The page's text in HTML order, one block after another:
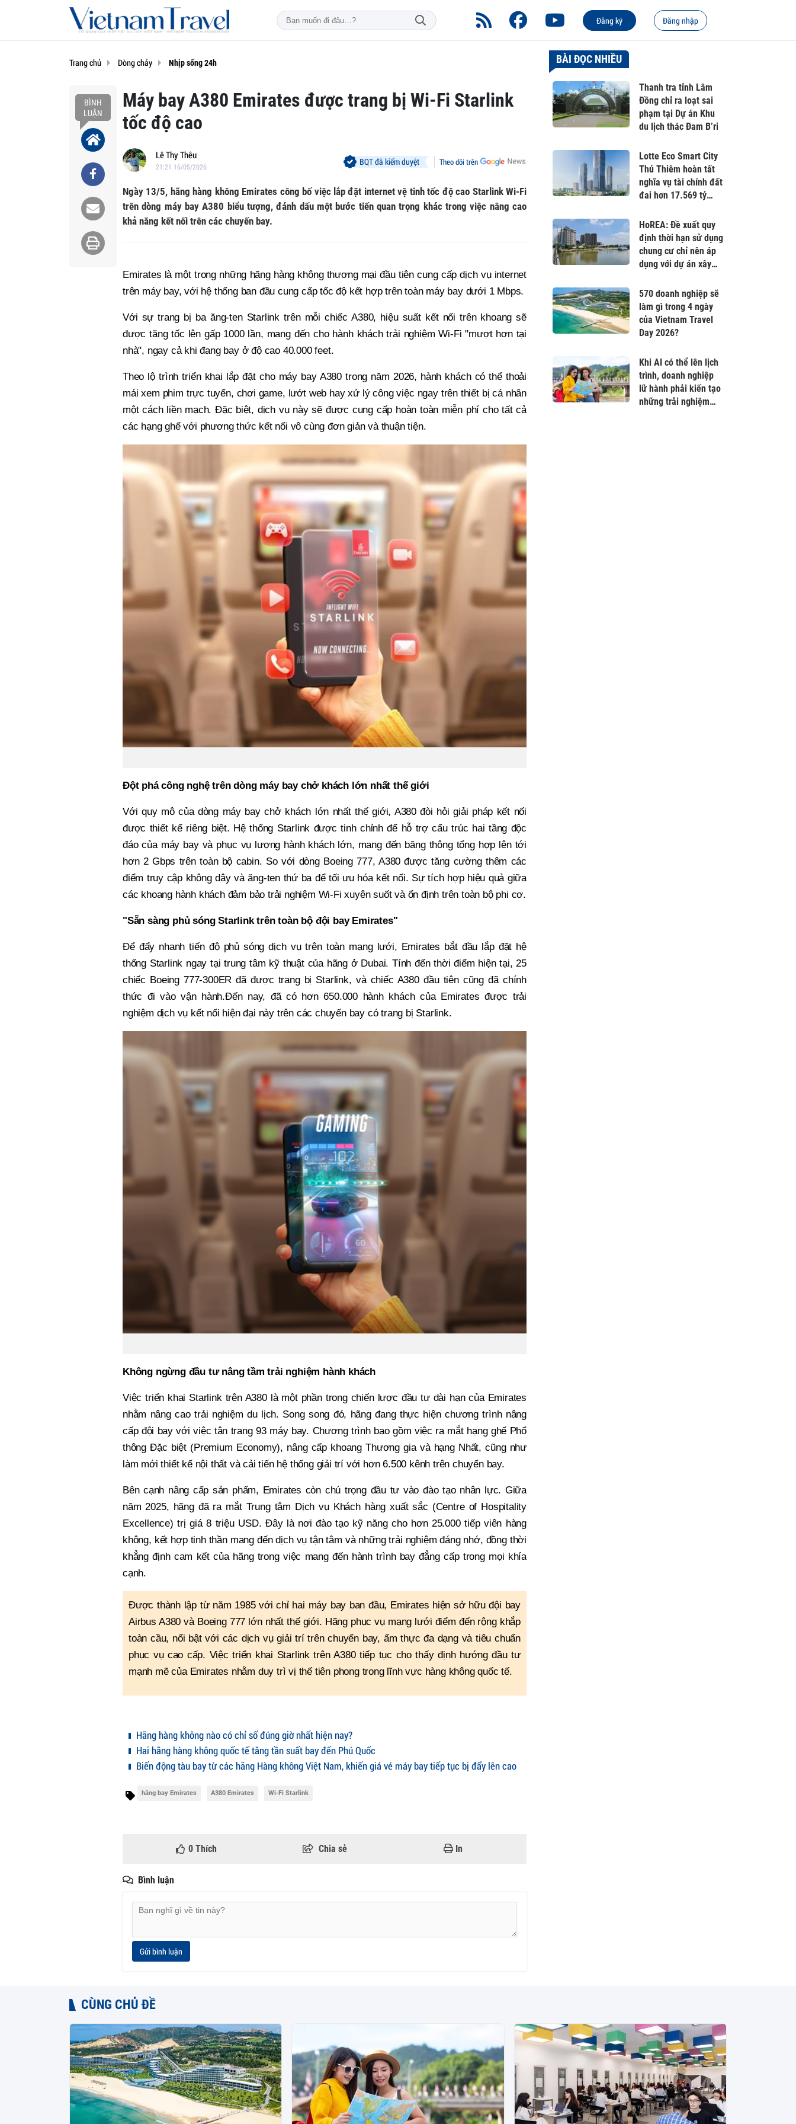
Đăng ký Đăng nhập
Trang chủ Dòng chảy Nhịp sống 24h
BÌNH
LUẬN
Máy bay A380 Emirates được trang bị Wi-Fi Starlink
tốc độ cao
Lê Thy Thêu
21:21 16/05/2026 Theo dõi trên
BQT đã kiểm duyệt
Ngày 13/5, hãng hàng không Emirates công bố việc lắp đặt internet vệ tinh tốc độ cao Starlink Wi-Fi
trên dòng máy bay A380 biểu tượng, đánh dấu một bước tiến quan trọng khác trong việc nâng cao
khả năng kết nối trên các chuyến bay.
Emirates là một trong những hãng hàng không thương mại đầu tiên cung cấp dịch vụ internet
trên máy bay, với hệ thống ban đầu cung cấp tốc độ kết hợp trên toàn máy bay dưới 1 Mbps.
Với sự trang bị ba ăng-ten Starlink trên mỗi chiếc A380, hiệu suất kết nối trên khoang sẽ
được tăng tốc lên gấp 1000 lần, mang đến cho hành khách trải nghiệm Wi-Fi "mượt hơn tại
nhà", ngay cả khi đang bay ở độ cao 40.000 feet.
Theo lộ trình triển khai lắp đặt cho máy bay A380 trong năm 2026, hành khách có thể thoải
mái xem phim trực tuyến, chơi game, lướt web hay xử lý công việc ngay trên thiết bị cá nhân
một cách liền mạch. Đặc biệt, dịch vụ này sẽ được cung cấp hoàn toàn miễn phí cho tất cả
các hạng ghế với phương thức kết nối vô cùng đơn giản và thuận tiện.
Đột phá công nghệ trên dòng máy bay chở khách lớn nhất thế giới
Với quy mô của dòng máy bay chở khách lớn nhất thế giới, A380 đòi hỏi giải pháp kết nối
được thiết kế riêng biệt. Hệ thống Starlink được tinh chỉnh để hỗ trợ cấu trúc hai tầng độc
đáo của máy bay và phục vụ lượng hành khách lớn, mang đến băng thông tổng hợp lên tới
hơn 2 Gbps trên toàn bộ cabin. So với dòng Boeing 777, A380 được tăng cường thêm các
điểm truy cập không dây và ăng-ten thứ ba để tối ưu hóa kết nối. Sự tích hợp hiệu quả giữa
các khoang hành khách đảm bảo trải nghiệm Wi-Fi xuyên suốt và ổn định trên toàn bộ phi cơ.
"Sẵn sàng phủ sóng Starlink trên toàn bộ đội bay Emirates"
Để đẩy nhanh tiến độ phủ sóng dịch vụ trên toàn mạng lưới, Emirates bắt đầu lắp đặt hệ
thống Starlink ngay tại trung tâm kỹ thuật của hãng ở Dubai. Tính đến thời điểm hiện tại, 25
chiếc Boeing 777-300ER đã được trang bị Starlink, và chiếc A380 đầu tiên cũng đã chính
thức đi vào vận hành.Đến nay, đã có hơn 650.000 hành khách của Emirates được trải
nghiệm dịch vụ kết nối hiện đại này trên các chuyến bay có trang bị Starlink.
Không ngừng đầu tư nâng tầm trải nghiệm hành khách
Việc triển khai Starlink trên A380 là một phần trong chiến lược đầu tư dài hạn của Emirates
nhằm nâng cao trải nghiệm du lịch. Song song đó, hãng đang thực hiện chương trình nâng
cấp đội bay với việc tân trang 93 máy bay. Chương trình bao gồm việc ra mắt hạng ghế Phổ
thông Đặc biệt (Premium Economy), nâng cấp khoang Thương gia và hạng Nhất, cũng như
làm mới thiết kế nội thất và cải tiến hệ thống giải trí với hơn 6.500 kênh trên chuyến bay.
Bên cạnh nâng cấp sản phẩm, Emirates còn chú trọng đầu tư vào đào tạo nhân lực. Giữa
năm 2025, hãng đã ra mắt Trung tâm Dịch vụ Khách hàng xuất sắc (Centre of Hospitality
Excellence) trị giá 8 triệu USD. Đây là nơi đào tạo kỹ năng cho hơn 25.000 tiếp viên hàng
không, kết hợp tinh thần mang đến dịch vụ tận tâm và những trải nghiệm đáng nhớ, đồng thời
khẳng định cam kết của hãng trong việc mang đến hành trình bay đẳng cấp trong mọi khía
cạnh.
Được thành lập từ năm 1985 với chỉ hai máy bay ban đầu, Emirates hiện sở hữu đội bay
Airbus A380 và Boeing 777 lớn nhất thế giới. Hãng phục vụ mạng lưới điểm đến rộng khắp
toàn cầu, nổi bật với các dịch vụ giải trí trên chuyến bay, ẩm thực đa dạng và tiêu chuẩn
phục vụ cao cấp. Việc triển khai Starlink trên A380 tiếp tục cho thấy định hướng đầu tư
mạnh mẽ của Emirates nhằm duy trì vị thế tiên phong trong lĩnh vực hàng không quốc tế.
Hãng hàng không nào có chỉ số đúng giờ nhất hiện nay?
Hai hãng hàng không quốc tế tăng tần suất bay đến Phú Quốc
Biến động tàu bay từ các hãng Hàng không Việt Nam, khiến giá vé máy bay tiếp tục bị đẩy lên cao
hãng bay Emirates A380 Emirates Wi-Fi Starlink
0Thích Chia sẻ In
Bình luận
Gửi bình luận
BÀI ĐỌC NHIỀU
Thanh tra tỉnh Lâm
Đồng chỉ ra loạt sai
phạm tại Dự án Khu
du lịch thác Đam B’ri
Lotte Eco Smart City
Thủ Thiêm hoàn tất
nghĩa vụ tài chính đất
đai hơn 17.569 tỷ
HoREA: Đề xuất quy
định thời hạn sử dụng
chung cư chỉ nên áp
dụng với dự án xây
570 doanh nghiệp sẽ
làm gì trong 4 ngày
của Vietnam Travel
Day 2026?
Khi AI có thể lên lịch
trình, doanh nghiệp
lữ hành phải kiến tạo
những trải nghiệm
CÙNG CHỦ ĐỀ